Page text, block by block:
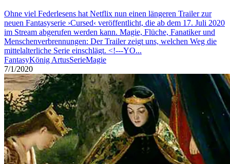
Ohne viel Federlesens hat Netflix nun einen längeren Trailer zur
neuen Fantasyserie ›Cursed‹ veröffentlicht, die ab dem 17. Juli 2020
im Stream abgerufen werden kann. Magie, Flüche, Fanatiker und
Menschenverbrennungen: Der Trailer zeigt uns, welchen Weg die
mittelalterliche Serie einschlägt. <!---YO...
FantasyKönig ArtusSerieMagie
7/1/2020